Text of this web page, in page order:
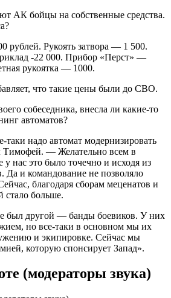
АК бойцы на собственные средства.
рублей. Рукоять затвора — 1 500.
-22 000. Прибор «Перст» —
рукоятка — 1000.
что такие цены были до СВО.
собеседника, внесла ли какие-то
автоматов?
таки надо автомат модернизировать
Тимофей. — Желательно всем в
у нас это было точечно и исходя из
Да и командование не позволяло
благодаря сборам меценатов и
стало больше.
был другой — банды боевиков. У них
но все-таки в основном мы их
и экипировке. Сейчас мы
которую спонсирует Запад».
(модераторы звука)